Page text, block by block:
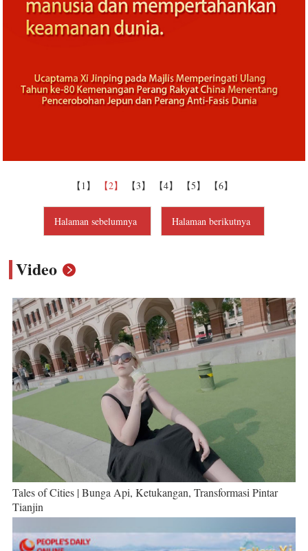
【1】 【2】 【3】 【4】 【5】 【6】
Halaman sebelumnya Halaman berikutnya
Video
Tales of Cities | Bunga Api, Ketukangan, Transformasi Pintar
Tianjin